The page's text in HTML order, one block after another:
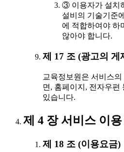
③ 이용자가 설치
설비의 기술기준
에 적합하여야 하
않아야 합니다.
제 17 조 (광고의 게
교육정보원은 서비스
면, 홈페이지, 전자우편
있습니다.
제 4 장 서비스 이
제 18 조 (이용요금)